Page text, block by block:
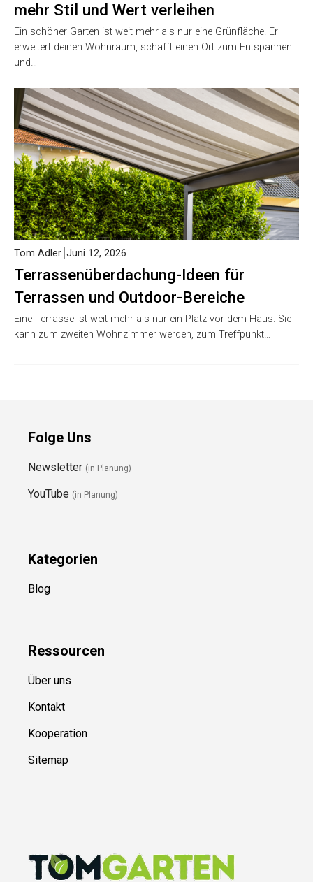
mehr Stil und Wert verleihen
Ein schöner Garten ist weit mehr als nur eine Grünfläche. Er
erweitert deinen Wohnraum, schafft einen Ort zum Entspannen
und…
Terrassenüberdachung-Ideen für
Terrassen und Outdoor-Bereiche
Tom Adler Juni 12, 2026
Eine Terrasse ist weit mehr als nur ein Platz vor dem Haus. Sie
kann zum zweiten Wohnzimmer werden, zum Treffpunkt…
Folge Uns
Newsletter (in Planung)
YouTube (in Planung)
Kategorien
Blog
Ressourcen
Über uns
Kontakt
Kooperation
Sitemap